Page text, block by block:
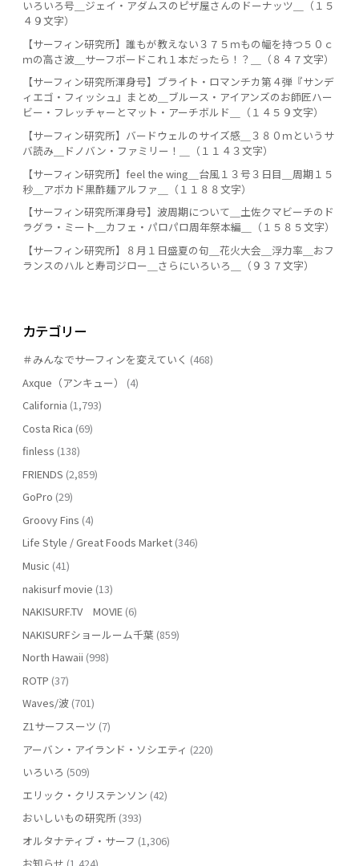
いろいろ号＿ジェイ・アダムスのピザ屋さんのドーナッツ＿（１５
４９文字）
【サーフィン研究所】誰もが教えない３７５ｍもの幅を持つ５０ｃ
ｍの高さ波＿サーフボードこれ１本だったら！？＿（８４７文字）
【サーフィン研究所渾身号】ブライト・ロマンチカ第４弾『サンデ
ィエゴ・フィッシュ』まとめ＿ブルース・アイアンズのお師匠ハー
ビー・フレッチャーとマット・アーチボルド＿（１４５９文字）
【サーフィン研究所】バードウェルのサイズ感＿３８０ｍというサ
バ読み＿ドノバン・ファミリー！＿（１１４３文字）
【サーフィン研究所】feel the wing＿台風１３号３日目＿周期１５
秒＿アボカド黒酢麺アルファ＿（１１８８文字）
【サーフィン研究所渾身号】波周期について＿土佐クマビーチのド
ラグラ・ミート＿カフェ・パロパロ周年祭本編＿（１５８５文字）
【サーフィン研究所】８月１日盛夏の句＿花火大会＿浮力率＿おフ
ランスのハルと寿司ジロー＿さらにいろいろ＿（９３７文字）
カテゴリー
＃みんなでサーフィンを変えていく (468)
Axque（アンキュー）
(4)
California (1,793)
Costa Rica (69)
finless (138)
FRIENDS (2,859)
GoPro (29)
Groovy Fins (4)
Life Style / Great Foods Market(346)
Music (41)
nakisurf movie (13)
NAKISURF.TV MOVIE(6)
NAKISURFショールーム千葉 (859)
North Hawaii (998)
ROTP (37)
Waves/波(701)
Z1サーフスーツ (7)
アーバン・アイランド・ソシエティ (220)
いろいろ (509)
エリック・クリステンソン (42)
おいしいもの研究所(393)
オルタナティブ・サーフ (1,306)